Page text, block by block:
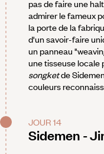
pas de faire une
admirer le fameux
la porte de la
d'un savoir-faire
un panneau
une tisseuse locale
songketde
couleurs
JOUR 14
Sidemen -